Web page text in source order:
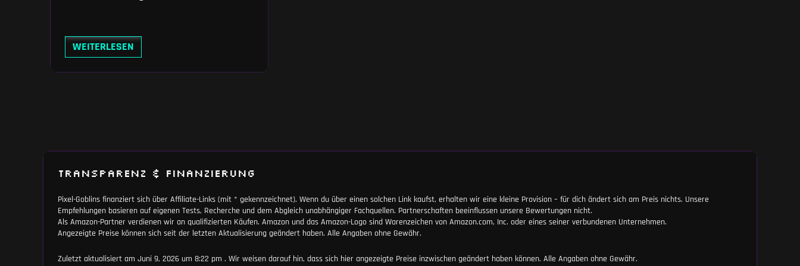
Floskeln. Stattdessen bekommst du hier
die ehrliche Antwort – basierend auf
WEITERLESEN
TRANSPARENZ & FINANZIERUNG
Pixel-Goblins finanziert sich über Affiliate-Links (mit * gekennzeichnet). Wenn du über einen solchen Link kaufst, erhalten wir eine kleine Provision – für dich ändert sich am Preis nichts. Unsere
Empfehlungen basieren auf eigenen Tests, Recherche und dem Abgleich unabhängiger Fachquellen. Partnerschaften beeinflussen unsere Bewertungen nicht.
Als Amazon-Partner verdienen wir an qualifizierten Käufen. Amazon und das Amazon-Logo sind Warenzeichen von Amazon.com, Inc. oder eines seiner verbundenen Unternehmen.
Angezeigte Preise können sich seit der letzten Aktualisierung geändert haben. Alle Angaben ohne Gewähr.
Zuletzt aktualisiert am Juni 9, 2026 um 8:22 pm . Wir weisen darauf hin, dass sich hier angezeigte Preise inzwischen geändert haben können. Alle Angaben ohne Gewähr.